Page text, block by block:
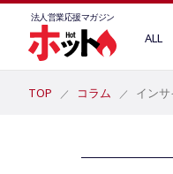
法人営業応援マガジン
ALL
TOP
コラム イン